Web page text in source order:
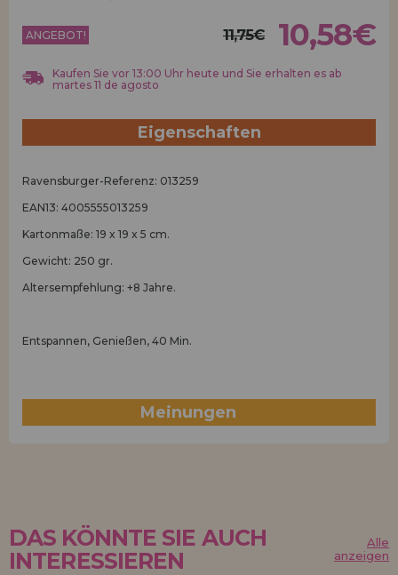
HÄNDLERREGISTRIERUNG
ANGEBOT! 11,75€ 10,58€
Kaufen Sie vor 13:00 Uhr heute und Sie erhalten es ab
martes 11 de agosto
Eigenschaften
Ravensburger-Referenz: 013259
EAN13: 4005555013259
Kartonmaße: 19 x 19 x 5 cm.
Gewicht: 250 gr.
Altersempfehlung: +8 Jahre.
Entspannen, Genießen, 40 Min.
Meinungen
DAS KÖNNTE SIE AUCH
INTERESSIEREN
Alle
anzeigen